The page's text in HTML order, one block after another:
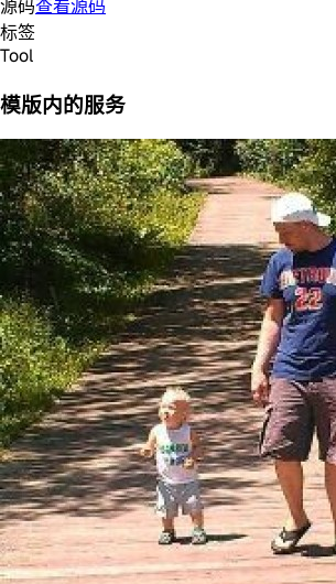
源码查看源码
标签
Tool
模版内的服务